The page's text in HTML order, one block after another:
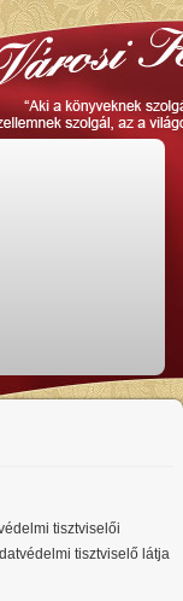
tisztviselői
tisztviselő látja